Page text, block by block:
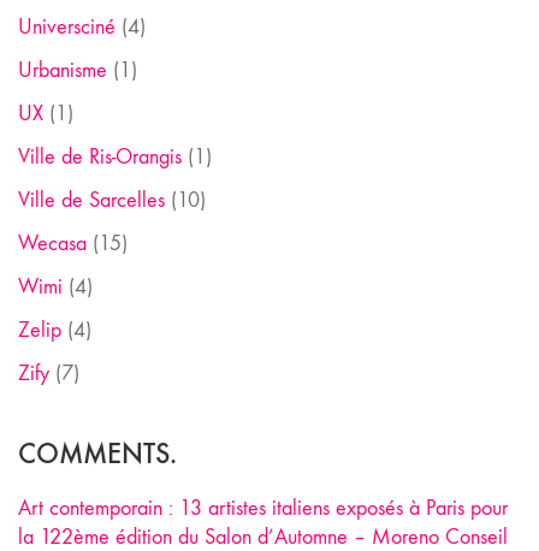
Universciné (4)
Urbanisme (1)
UX (1)
Ville de Ris-Orangis (1)
Ville de Sarcelles (10)
Wecasa (15)
Wimi (4)
Zelip (4)
Zify (7)
COMMENTS.
Art contemporain : 13 artistes italiens exposés à Paris pour
la 122ème édition du Salon d’Automne – Moreno Conseil